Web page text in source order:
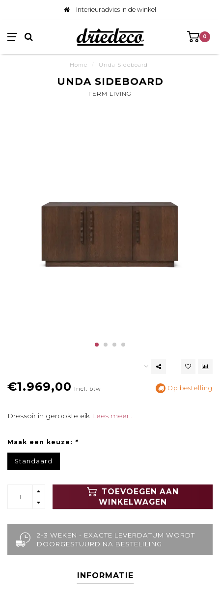
Interieuradvies in de winkel
0
Home Unda Sideboard
UNDA SIDEBOARD
FERM LIVING
€1.969,00 Incl. btw Op bestelling
Dressoir in gerookte eik Lees meer..
Maak een keuze: *
Standaard
TOEVOEGEN AAN
WINKELWAGEN
2-3 WEKEN - EXACTE LEVERDATUM WORDT
DOORGESTUURD NA BESTELILING
INFORMATIE